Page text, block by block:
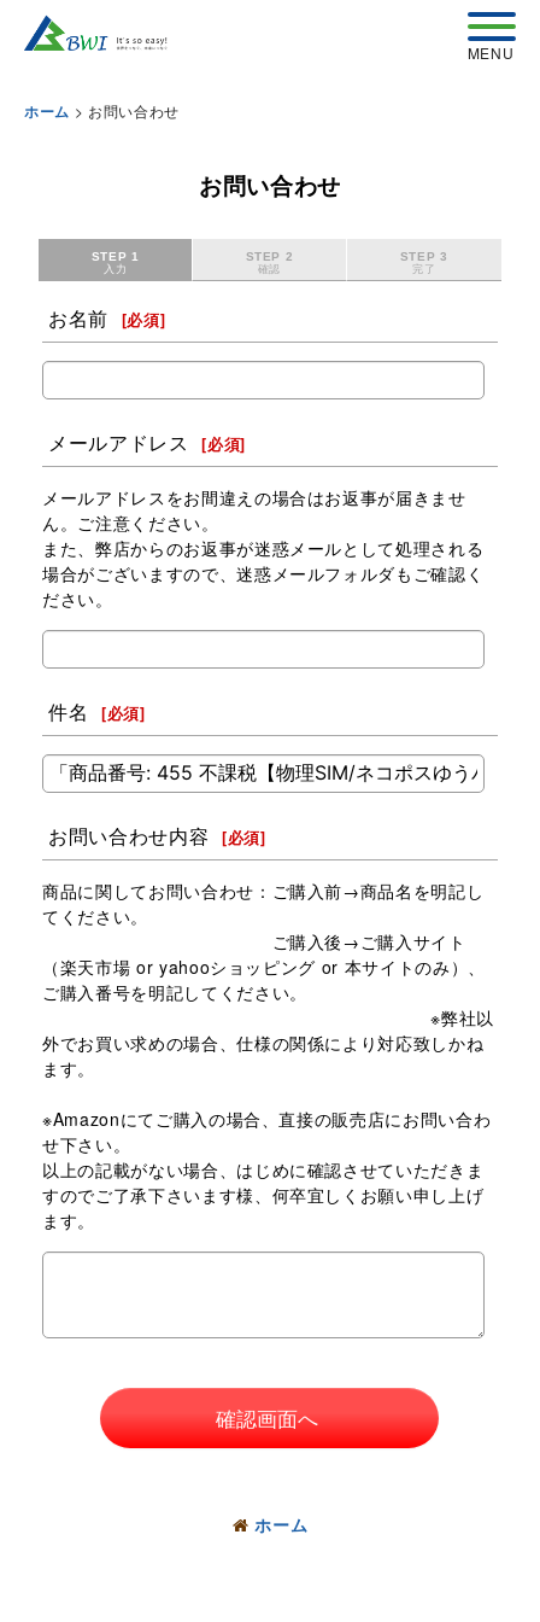
ホーム > お問い合わせ
お問い合わせ
STEP 1
入力
STEP 2
確認
STEP 3
完了
お名前 [必須]
メールアドレス [必須]
メールアドレスをお間違えの場合はお返事が届きませ
ん。ご注意ください。
また、弊店からのお返事が迷惑メールとして処理される
場合がございますので、迷惑メールフォルダもご確認く
ださい。
件名 [必須]
お問い合わせ内容 [必須]
商品に関してお問い合わせ：ご購入前→商品名を明記し
てください。
ご購入後→ご購入サイト
（楽天市場 or yahooショッピング or 本サイトのみ）、
ご購入番号を明記してください。
※弊社以
外でお買い求めの場合、仕様の関係により対応致しかね
ます。
※Amazonにてご購入の場合、直接の販売店にお問い合わ
せ下さい。
以上の記載がない場合、はじめに確認させていただきま
すのでご了承下さいます様、何卒宜しくお願い申し上げ
ます。
確認画面へ
ホーム